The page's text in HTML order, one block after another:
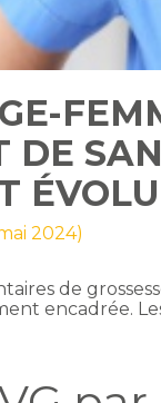
DE
2024)
de
encadrée.